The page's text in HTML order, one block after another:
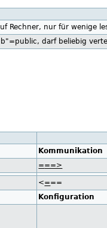
Rechner, nur für wenige
darf beliebig
Kommunikation
===>
<===
Konfiguration